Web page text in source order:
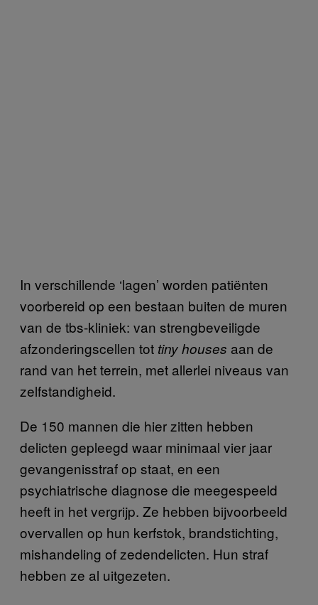
In verschillende ‘lagen’ worden patiënten
voorbereid op een bestaan buiten de muren
van de tbs-kliniek: van strengbeveiligde
afzonderingscellen tot tiny houses aan de
rand van het terrein, met allerlei niveaus van
zelfstandigheid.
De 150 mannen die hier zitten hebben
delicten gepleegd waar minimaal vier jaar
gevangenisstraf op staat, en een
psychiatrische diagnose die meegespeeld
heeft in het vergrijp. Ze hebben bijvoorbeeld
overvallen op hun kerfstok, brandstichting,
mishandeling of zedendelicten. Hun straf
hebben ze al uitgezeten.